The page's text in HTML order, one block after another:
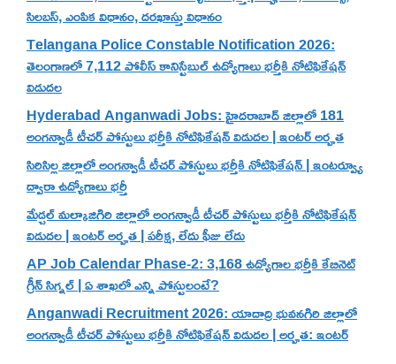
సిలబస్, ఎంపిక విధానం, దరఖాస్తు విధానం
Telangana Police Constable Notification 2026:
తెలంగాణలో 7,112 పోలీస్ కానిస్టేబుల్ ఉద్యోగాలు భర్తీకి నోటిఫికేషన్
విడుదల
Hyderabad Anganwadi Jobs: హైదరాబాద్ జిల్లాలో 181
అంగన్వాడీ టీచర్ పోస్టులు భర్తీకి నోటిఫికేషన్ విడుదల | ఇంటర్ అర్హత
సిరిసిల్ల జిల్లాలో అంగన్వాడీ టీచర్ పోస్టులు భర్తీకి నోటిఫికేషన్ | ఇంటర్వ్యూ
ద్వారా ఉద్యోగాలు భర్తీ
మేడ్చల్ మల్కాజిగిరి జిల్లాలో అంగన్వాడీ టీచర్ పోస్టులు భర్తీకి నోటిఫికేషన్
విడుదల | ఇంటర్ అర్హత | పరీక్ష, లేదు ఫీజు లేదు
AP Job Calendar Phase-2: 3,168 ఉద్యోగాల భర్తీకి కేబినెట్
గ్రీన్ సిగ్నల్ | ఏ శాఖలో ఎన్ని పోస్టులంటే?
Anganwadi Recruitment 2026: యాదాద్రి భువనగిరి జిల్లాలో
అంగన్వాడీ టీచర్ పోస్టులు భర్తీకి నోటిఫికేషన్ విడుదల | అర్హత: ఇంటర్